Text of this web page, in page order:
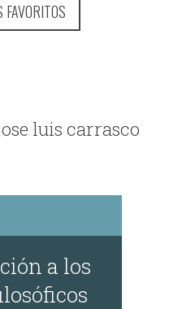
luis carrasco
a los